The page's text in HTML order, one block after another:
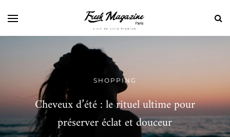
SHOPPING
Cheveux d’été : le rituel ultime pour
préserver éclat et douceur